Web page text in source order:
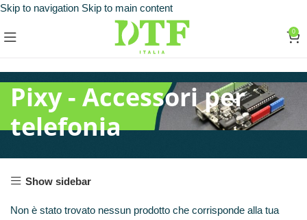
Skip to navigation Skip to main content
0
Pixy - Accessori per
telefonia
Show sidebar
Non è stato trovato nessun prodotto che corrisponde alla tua